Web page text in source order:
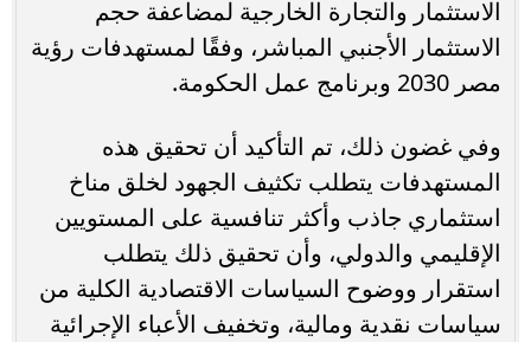
الاستثمار والتجارة الخارجية لمضاعفة حجم
الاستثمار الأجنبي المباشر، وفقًا لمستهدفات رؤية
مصر 2030 وبرنامج عمل الحكومة.
وفي غضون ذلك، تم التأكيد أن تحقيق هذه
المستهدفات يتطلب تكثيف الجهود لخلق مناخ
استثماري جاذب وأكثر تنافسية على المستويين
الإقليمي والدولي، وأن تحقيق ذلك يتطلب
استقرار ووضوح السياسات الاقتصادية الكلية من
سياسات نقدية ومالية، وتخفيف الأعباء الإجرائية